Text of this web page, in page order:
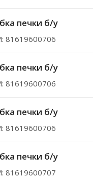
печки б/у
81619600706
печки б/у
81619600706
печки б/у
81619600706
печки б/у
81619600707